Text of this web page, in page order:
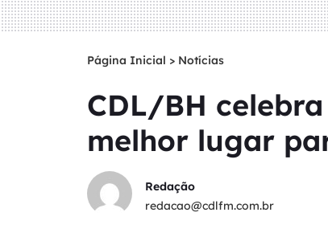
Página Inicial > Notícias
CDL/BH
melhor lugar
Redação
redacao@cdlfm.com.br